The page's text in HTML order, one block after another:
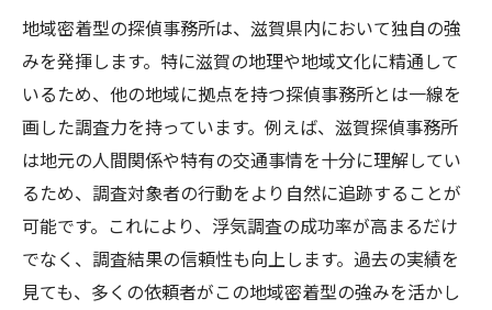
地域密着型の探偵事務所は、滋賀県内において独自の強
みを発揮します。特に滋賀の地理や地域文化に精通して
いるため、他の地域に拠点を持つ探偵事務所とは一線を
画した調査力を持っています。例えば、滋賀探偵事務所
は地元の人間関係や特有の交通事情を十分に理解してい
るため、調査対象者の行動をより自然に追跡することが
可能です。これにより、浮気調査の成功率が高まるだけ
でなく、調査結果の信頼性も向上します。過去の実績を
見ても、多くの依頼者がこの地域密着型の強みを活かし